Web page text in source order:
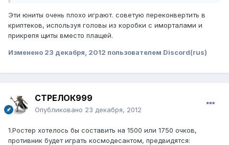
Эти юниты очень плохо играют. советую переконвертить в
криптеков, используя головы из коробки с иморталами и
прикрепя щиты вместо плащей.
Изменено 23 декабря, 2012 пользователем Discord(rus)
СТРЕЛОК999
Опубликовано 23 декабря, 2012
1.Ростер хотелось бы составить на 1500 или 1750 очков,
противник будет играть космодесантом, предвидятся: